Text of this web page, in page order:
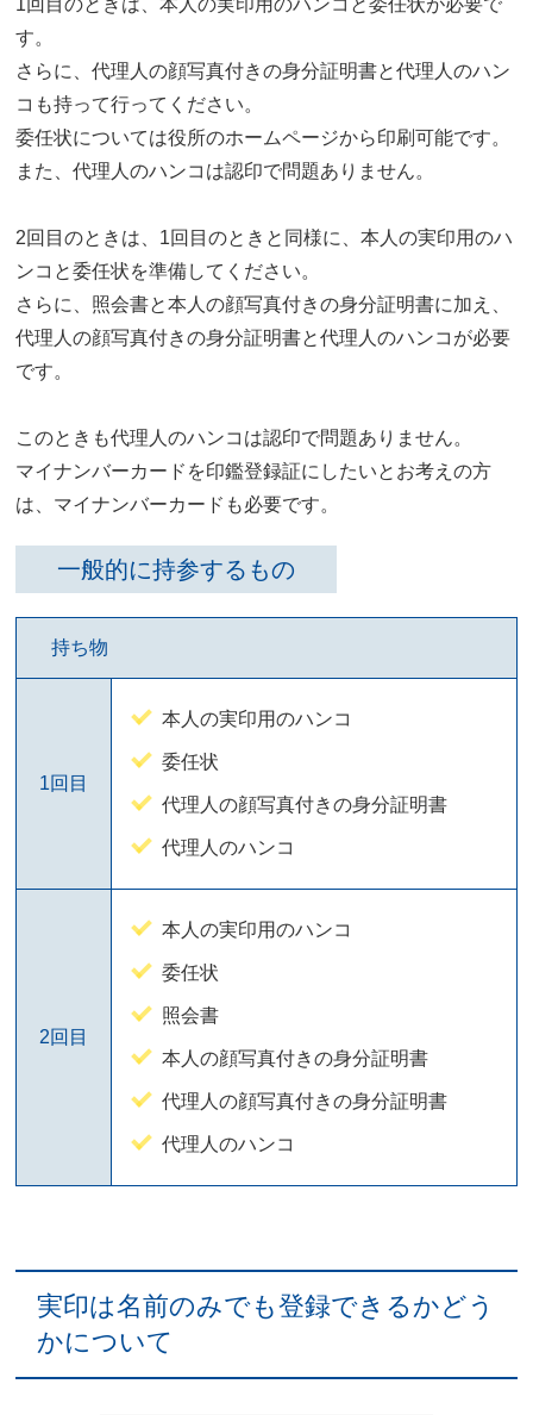
す。
さらに、代理人の顔写真付きの身分証明書と代理人のハン
コも持って行ってください。
委任状については役所のホームページから印刷可能です。
また、代理人のハンコは認印で問題ありません。
2回目のときは、1回目のときと同様に、本人の実印用のハ
ンコと委任状を準備してください。
さらに、照会書と本人の顔写真付きの身分証明書に加え、
代理人の顔写真付きの身分証明書と代理人のハンコが必要
です。
このときも代理人のハンコは認印で問題ありません。
マイナンバーカードを印鑑登録証にしたいとお考えの方
は、マイナンバーカードも必要です。
一般的に持参するもの
持ち物
1回目
本人の実印用のハンコ
委任状
代理人の顔写真付きの身分証明書
代理人のハンコ
2回目
本人の実印用のハンコ
委任状
照会書
本人の顔写真付きの身分証明書
代理人の顔写真付きの身分証明書
代理人のハンコ
実印は名前のみでも登録できるかどう
かについて